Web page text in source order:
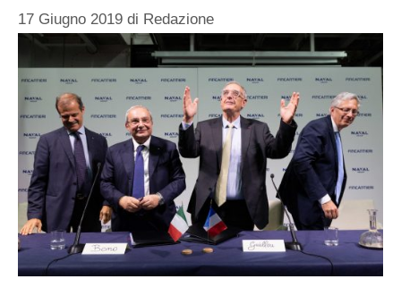
17 Giugno 2019 di Redazione